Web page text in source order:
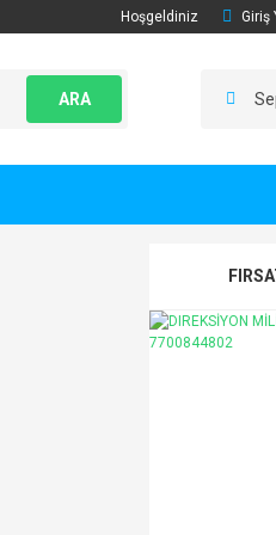
Hoşgeldiniz Giriş
ARA